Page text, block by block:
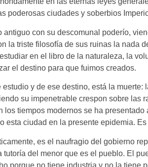
poderosas ciudades y soberbios
antiguo con su descomunal poderío,
la triste filosofía de sus ruinas la nada
en el libro de la naturaleza, la
el destino para que fuimos creados.
estudio y de ese destino, está la
su impenetrable crespon sobre las
los tiempos modernos se ha presentado
esta ciudad en la presente epidemia.
es el naufragio del gobierno
tutoría del menor que es el pueblo. El
porque no tiene industria y no la tiene